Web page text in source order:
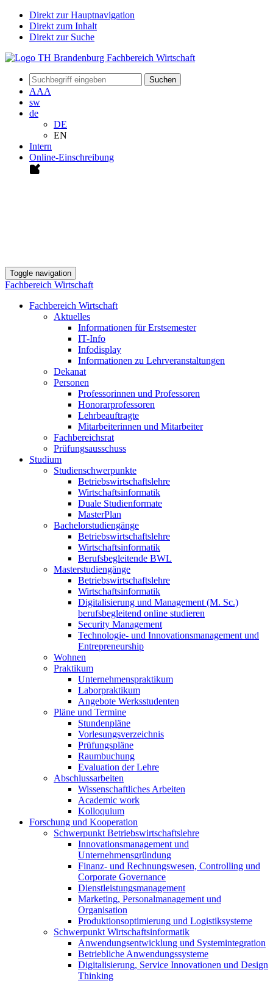
Direkt zur Hauptnavigation
Direkt zum Inhalt
Direkt zur Suche
Suchen
AAA
sw
de
DE
EN
Intern
Online-Einschreibung
Toggle navigation
Fachbereich Wirtschaft
Fachbereich Wirtschaft
Aktuelles
Informationen für Erstsemester
IT-Info
Infodisplay
Informationen zu Lehrveranstaltungen
Dekanat
Personen
Professorinnen und Professoren
Honorarprofessoren
Lehrbeauftragte
Mitarbeiterinnen und Mitarbeiter
Fachbereichsrat
Prüfungsausschuss
Studium
Studienschwerpunkte
Betriebswirtschaftslehre
Wirtschaftsinformatik
Duale Studienformate
MasterPlan
Bachelorstudiengänge
Betriebswirtschaftslehre
Wirtschaftsinformatik
Berufsbegleitende BWL
Masterstudiengänge
Betriebswirtschaftslehre
Wirtschaftsinformatik
Digitalisierung und Management (M. Sc.)
berufsbegleitend online studieren
Security Management
Technologie- und Innovationsmanagement und
Entrepreneurship
Wohnen
Praktikum
Unternehmenspraktikum
Laborpraktikum
Angebote Werksstudenten
Pläne und Termine
Stundenpläne
Vorlesungsverzeichnis
Prüfungspläne
Raumbuchung
Evaluation der Lehre
Abschlussarbeiten
Wissenschaftliches Arbeiten
Academic work
Kolloquium
Forschung und Kooperation
Schwerpunkt Betriebswirtschaftslehre
Innovationsmanagement und
Unternehmensgründung
Finanz- und Rechnungswesen, Controlling und
Corporate Governance
Dienstleistungsmanagement
Marketing, Personalmanagement und
Organisation
Produktionsoptimierung und Logistiksysteme
Schwerpunkt Wirtschaftsinformatik
Anwendungsentwicklung und Systemintegration
Betriebliche Anwendungssysteme
Digitalisierung, Service Innovationen und Design
Thinking